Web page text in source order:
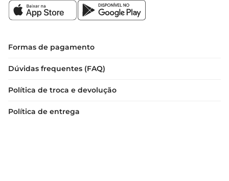
Formas de pagamento
Dúvidas frequentes (FAQ)
Política de troca e devolução
Política de entrega